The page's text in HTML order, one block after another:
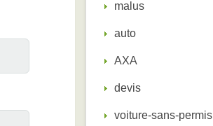
malus
auto
AXA
devis
voiture-sans-permis